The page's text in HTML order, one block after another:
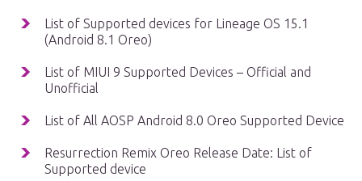
List of Supported devices for Lineage OS 15.1
(Android 8.1 Oreo)
List of MIUI 9 Supported Devices – Official and
Unofficial
List of All AOSP Android 8.0 Oreo Supported Device
Resurrection Remix Oreo Release Date: List of
Supported device